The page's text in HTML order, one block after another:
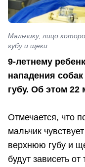
Мальчику, лицо
губу и щеки
9-летнему
нападения
губу. Об этом 22
Отмечается, что
мальчик
верхнюю губу и
будут зависеть от